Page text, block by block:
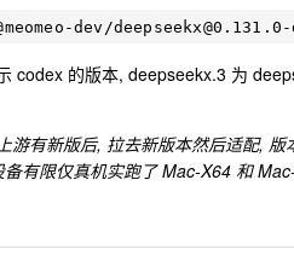
dev/
codex 的版本, deepseekx.3 为
游有新版后, 拉去新版本然后适配,
有限仅真机实跑了 Mac-X64 和